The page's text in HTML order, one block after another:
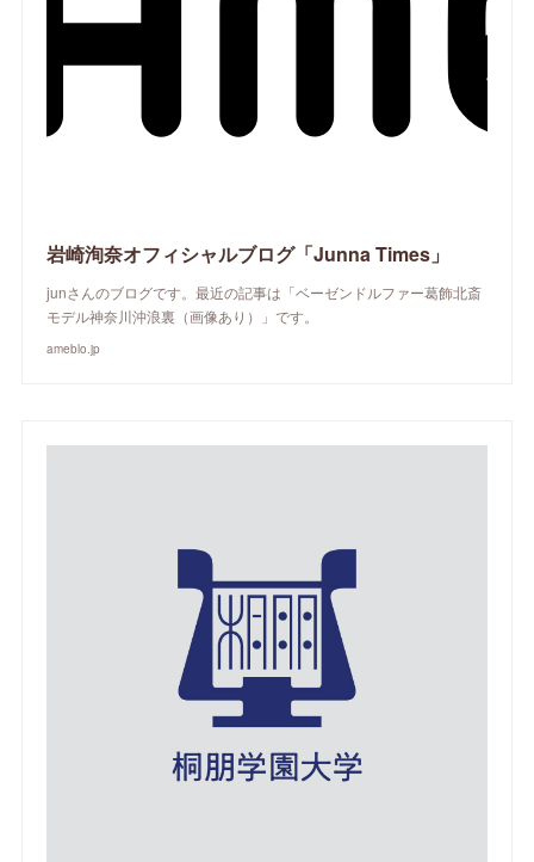
岩崎洵奈オフィシャルブログ「Junna Times」
junさんのブログです。最近の記事は「ベーゼンドルファー葛飾北斎
モデル神奈川沖浪裏（画像あり）」です。
ameblo.jp